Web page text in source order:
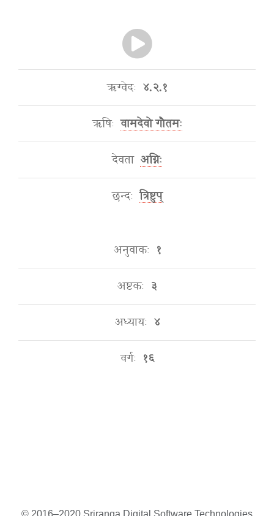
ऋग्वेदः ४.२.१
ऋषिः वामदेवो गौतमः
देवता अग्निः
छन्दः त्रिष्टुप्
अनुवाकः १
अष्टकः ३
अध्यायः ४
वर्गः १६
© 2016–2020 Sriranga Digital Software Technologies